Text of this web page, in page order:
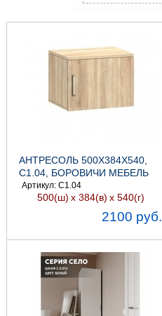
АНТРЕСОЛЬ 500Х384Х540,
С1.04, БОРОВИЧИ МЕБЕЛЬ
Артикул: С1.04
500(ш) х 384(в) х 540(г)
2100 руб.